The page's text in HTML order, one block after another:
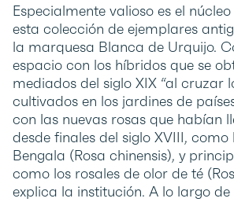
Especialmente valioso es el
esta colección de ejemplares
la marquesa Blanca de Urquijo.
espacio con los híbridos que se
mediados del siglo XIX “al cruzar
cultivados en los jardines de
con las nuevas rosas que habían
desde finales del siglo XVIII,
Bengala (Rosa chinensis), y
como los rosales de olor de té
explica la institución. A lo largo de